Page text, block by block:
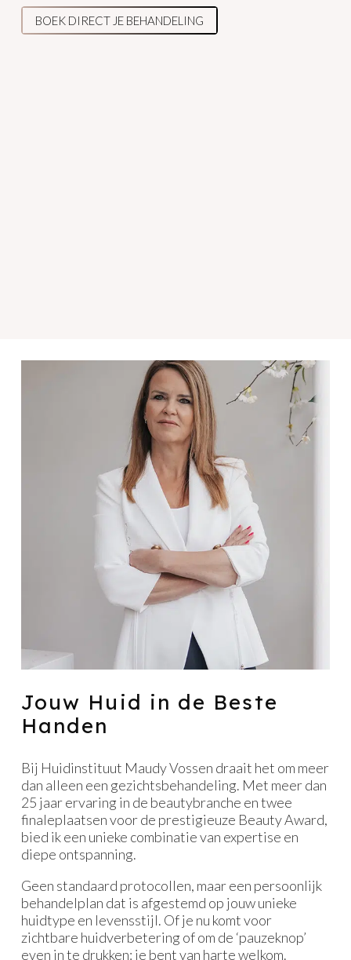
BOEK DIRECT JE BEHANDELING
Jouw Huid in de Beste
Handen
Bij Huidinstituut Maudy Vossen draait het om meer
dan alleen een gezichtsbehandeling. Met meer dan
25 jaar ervaring in de beautybranche en twee
finaleplaatsen voor de prestigieuze Beauty Award,
bied ik een unieke combinatie van expertise en
diepe ontspanning.
Geen standaard protocollen, maar een persoonlijk
behandelplan dat is afgestemd op jouw unieke
huidtype en levensstijl. Of je nu komt voor
zichtbare huidverbetering of om de ‘pauzeknop’
even in te drukken: je bent van harte welkom.